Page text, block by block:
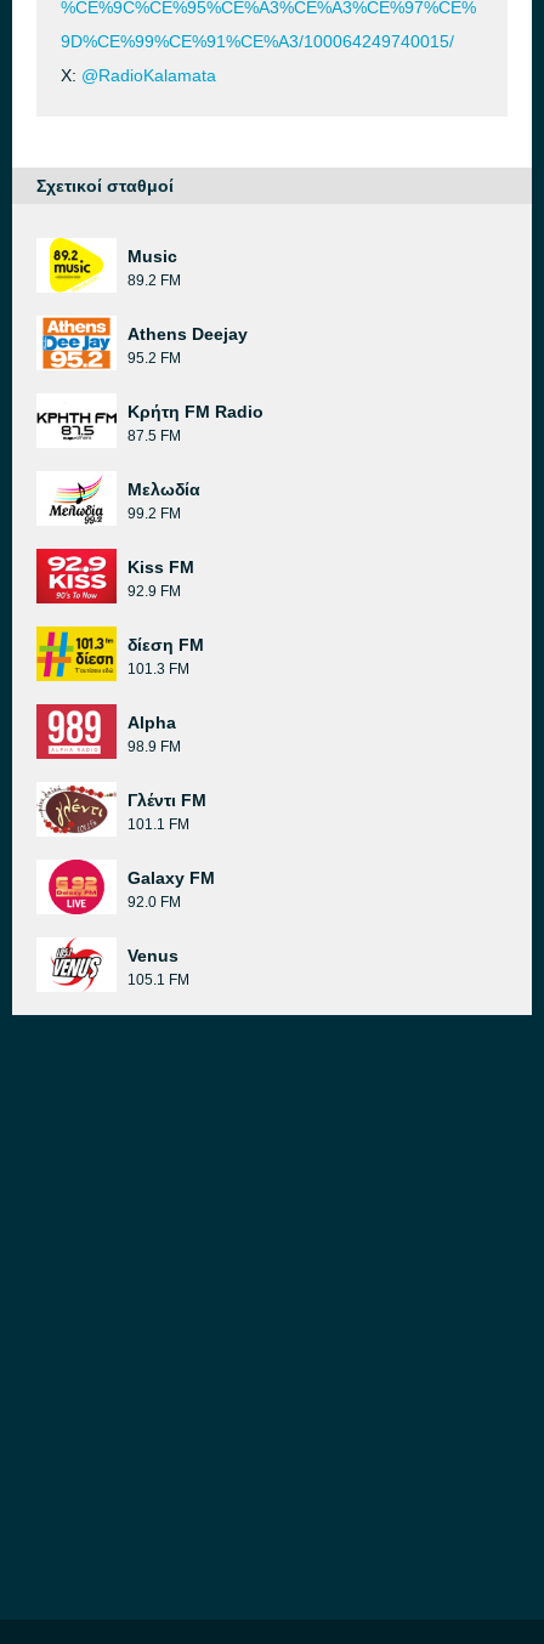
%CE%9C%CE%95%CE%A3%CE%A3%CE%97%CE%
9D%CE%99%CE%91%CE%A3/100064249740015/
X: @RadioKalamata
Σχετικοί σταθμοί
Music
89.2 FM
Athens Deejay
95.2 FM
Κρήτη FM Radio
87.5 FM
Μελωδία
99.2 FM
Kiss FM
92.9 FM
δίεση FM
101.3 FM
Alpha
98.9 FM
Γλέντι FM
101.1 FM
Galaxy FM
92.0 FM
Venus
105.1 FM